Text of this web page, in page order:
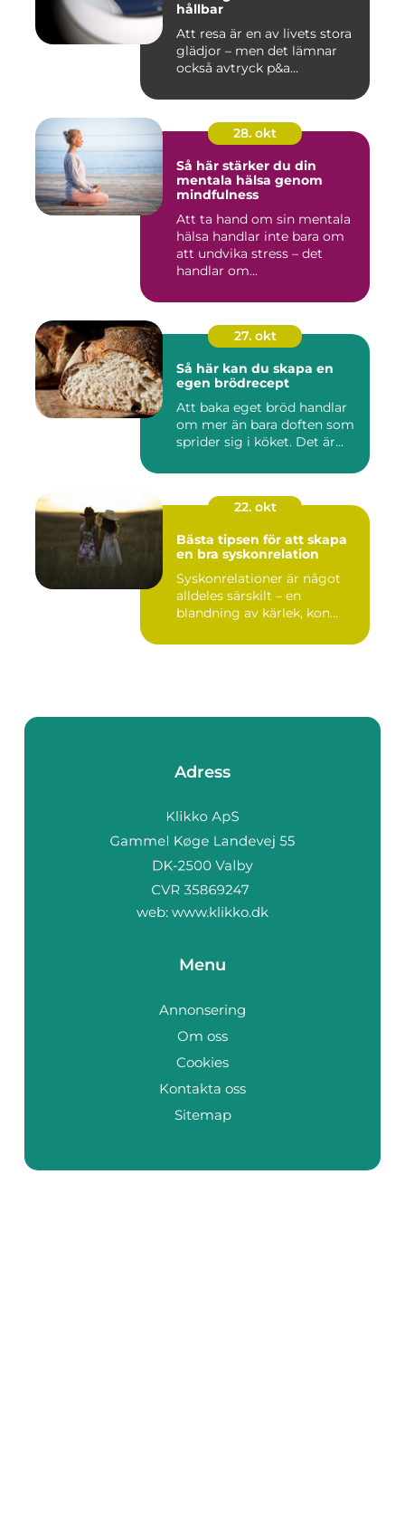
hållbar
Att resa är en av livets stora
glädjor – men det lämnar
också avtryck p&a...
28. okt
Så här stärker du din
mentala hälsa genom
mindfulness
Att ta hand om sin mentala
hälsa handlar inte bara om
att undvika stress – det
handlar om...
27. okt
Så här kan du skapa en
egen brödrecept
Att baka eget bröd handlar
om mer än bara doften som
sprider sig i köket. Det är...
22. okt
Bästa tipsen för att skapa
en bra syskonrelation
Syskonrelationer är något
alldeles särskilt – en
blandning av kärlek, kon...
Adress
web: www.klikko.dk
Menu
Annonsering
Om oss
Cookies
Kontakta oss
Sitemap